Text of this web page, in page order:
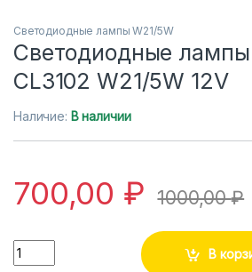
Светодиодные лампы W21/5W
Светодиодные лампы
CL3102 W21/5W 12V
Наличие: В наличии
700,00 ₽ 1000,00₽
Количество
В